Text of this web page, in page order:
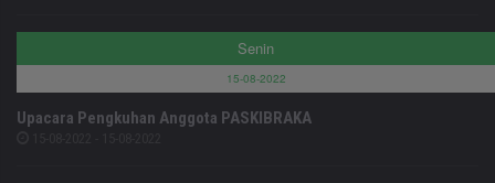
Senin
15-08-2022
Upacara Pengkuhan Anggota PASKIBRAKA